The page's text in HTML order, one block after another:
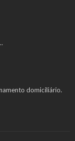
domiciliário.